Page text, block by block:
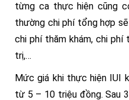
từng ca thực hiện cũng
thường chi phí tổng hợp
chi phí thăm khám, chi
trị,…
Mức giá khi thực hiện IUI
từ 5 – 10 triệu đồng. Sau